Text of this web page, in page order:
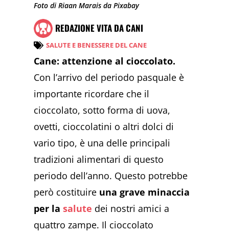
Foto di Riaan Marais da Pixabay
REDAZIONE VITA DA CANI
SALUTE E BENESSERE DEL CANE
Cane: attenzione al cioccolato.
Con l’arrivo del periodo pasquale è
importante ricordare che il
cioccolato, sotto forma di uova,
ovetti, cioccolatini o altri dolci di
vario tipo, è una delle principali
tradizioni alimentari di questo
periodo dell’anno. Questo potrebbe
però costituire una grave minaccia
per lasalute dei nostri amici a
quattro zampe. Il cioccolato